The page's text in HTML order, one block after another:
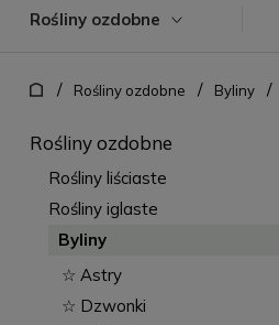
Rośliny ozdobne
/ Rośliny ozdobne / Byliny /
Rośliny ozdobne
Rośliny liściaste
Rośliny iglaste
Byliny
☆ Astry
☆ Dzwonki